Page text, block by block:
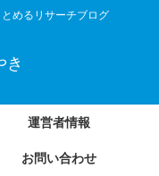
めるリサーチブログ
き
運営者情報
お問い合わせ